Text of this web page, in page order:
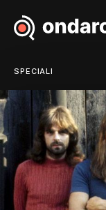
SPECIALI